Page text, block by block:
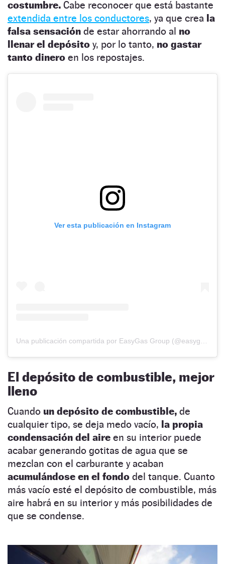
costumbre. Cabe reconocer que está bastante
extendida entre los conductores, ya que crea la
falsa sensación de estar ahorrando al no
llenar el depósito y, por lo tanto, no gastar
tanto dinero en los repostajes.
Ver esta publicación en Instagram
Una publicación compartida por EasyGas Group (@easygasgroup)
El depósito de combustible, mejor
lleno
Cuando un depósito de combustible, de
cualquier tipo, se deja medo vacío, la propia
condensación del aire en su interior puede
acabar generando gotitas de agua que se
mezclan con el carburante y acaban
acumulándose en el fondo del tanque. Cuanto
más vacío esté el depósito de combustible, más
aire habrá en su interior y más posibilidades de
que se condense.